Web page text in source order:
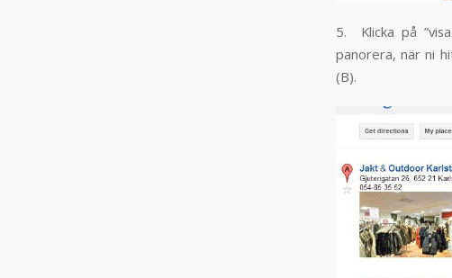
5. Klicka på
panorera, när ni
(B).